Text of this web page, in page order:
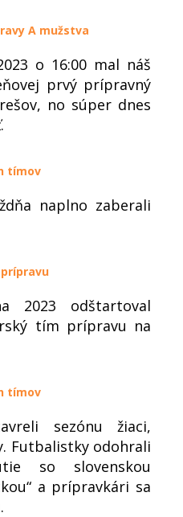
A mužstva
o 16:00 mal náš
prvý prípravný
no súper dnes
tímov
naplno zaberali
2023 odštartoval
tím prípravu na
tímov
sezónu žiaci,
Futbalistky odohrali
so slovenskou
a prípravkári sa